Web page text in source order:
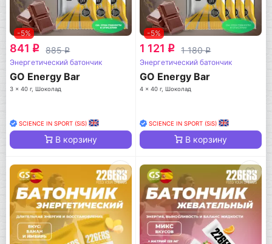
-5%
841 q 885q
Энергетический батончик
GO Energy Bar
3 x 40 г, Шоколад
SCIENCE IN SPORT (SiS)
В корзину
-5%
1 121 q 1 180q
Энергетический батончик
GO Energy Bar
4 x 40 г, Шоколад
SCIENCE IN SPORT (SiS)
В корзину